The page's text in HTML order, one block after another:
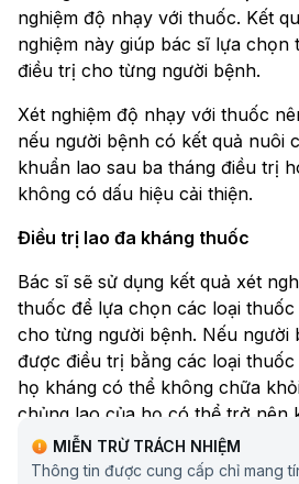
nghiệm độ nhạy với thuốc. Kết
nghiệm này giúp bác sĩ lựa
điều trị cho từng người bệnh.
Xét nghiệm độ nhạy với thuốc
nếu người bệnh có kết quả nuôi
khuẩn lao sau ba tháng điều trị
không có dấu hiệu cải thiện.
Điều trị lao đa kháng thuốc
Bác sĩ sẽ sử dụng kết quả xét
thuốc để lựa chọn các loại
cho từng người bệnh. Nếu người
được điều trị bằng các loại
họ kháng có thể không chữa
chủng lao của họ có thể trở nên
loại thuốc khác.
MIỄN TRỪ TRÁCH NHIỆM
Thông tin được cung cấp chỉ mang